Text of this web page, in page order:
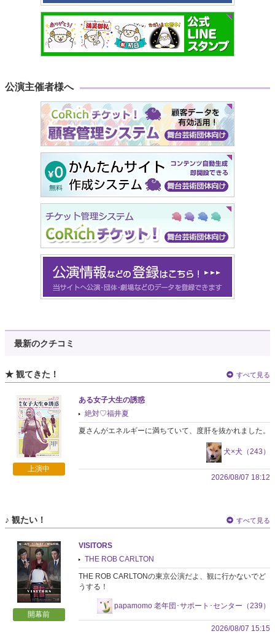
公演主催者様へ
最新のクチコミ
★ 観てきた！ すべて見る
上演中
ある女子大生の誘惑
絶対♡福井夏
夏さんがエネルギーに満ちていて、度肝を抜かれました。
犬×犬（243）
2026/08/07 18:12
♪ 観たい！ すべて見る
開幕前
VISITORS
THE ROB CARLTON
THE ROB CARLTONの東京公演だよ、観に行かないでど
うする！
papamomo 老年団･サポート･センター（239）
2026/08/07 15:15